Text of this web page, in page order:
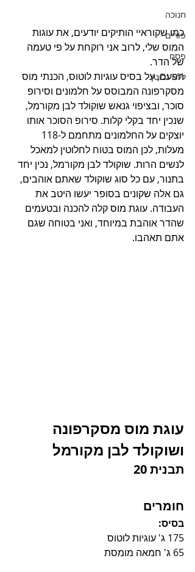
חנוכה
פורים
פסח
ללא גלוטן
כמו שקוראיי הותיקים יודעים, את עוגות
המוס שלי, לרוב אני רוקחת על פי טעמה
של הדר.
הפעם, על בסיס עוגיות לוטוס, הכנתי מוס
מסקרפונה המבוסס על חלמונים וסירופ
סוכר, ובציפוי גנאש שוקולד לבן מקורמל,
שנכין יחד בקלי קלות. סירופ הסוכר אותו
מעלות, לכן המוס בטוח לחלוטין למאכל
לנשים הרות. שוקולד לבן מקורמל, נכין יחד
בתנור, עם כל סוג שוקולד שאתם אוהבים,
גם אלה שקונים בסופר יעשו היטב את
העבודה. עוגת מוס קלה להכנה ובטעמים
שהדר אוהבת במיוחד, ואני בטוחה שגם
אתם תאהבו.
עוגת מוס מסקרפונה
ושוקולד לבן מקורמל
תבנית 20
חומרים
בסיס:
175 ג' עוגיות לוטוס
65 ג' חמאה מומסת